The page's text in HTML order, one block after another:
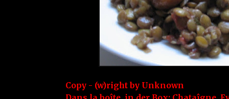
Copy - (w)right by Unknown